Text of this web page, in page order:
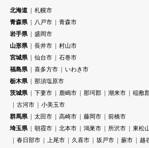
北海道
札幌市
青森県
八戸市
青森市
岩手県
盛岡市
山形県
長井市
村山市
宮城県
仙台市
石巻市
福島県
喜多方市
いわき市
栃木県
那須塩原市
茨城県
下妻市 鹿嶋市 那珂郡 潮来市 稲敷
古河市
小美玉市
群馬県
太田市 高崎市 藤岡市
前橋市
埼玉県
朝霞市 北本市 鴻巣市 所沢市 東松
春日部市
上尾市 久喜市 坂戸市 蕨市 越